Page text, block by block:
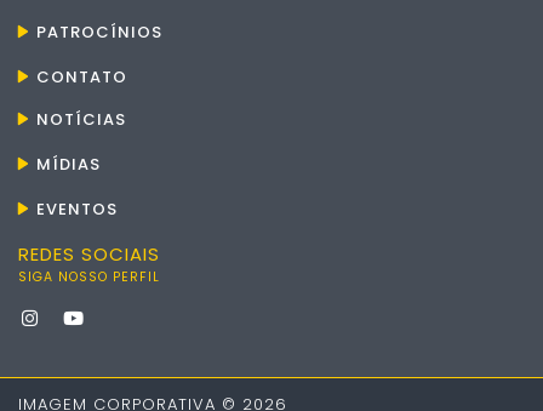
PATROCÍNIOS
CONTATO
NOTÍCIAS
MÍDIAS
EVENTOS
REDES SOCIAIS
SIGA NOSSO PERFIL
IMAGEM CORPORATIVA © 2026